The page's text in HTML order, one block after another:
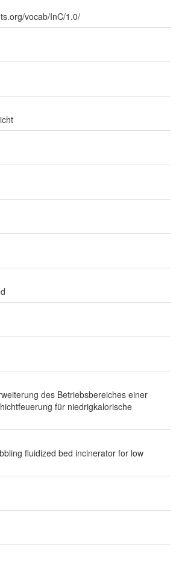
vocab/InC/1.0/
des Betriebsbereiches einer
für niedrigkalorische
fluidized bed incinerator for low